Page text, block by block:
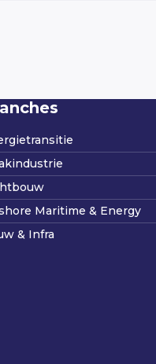
Maritime & Energy
& Infra